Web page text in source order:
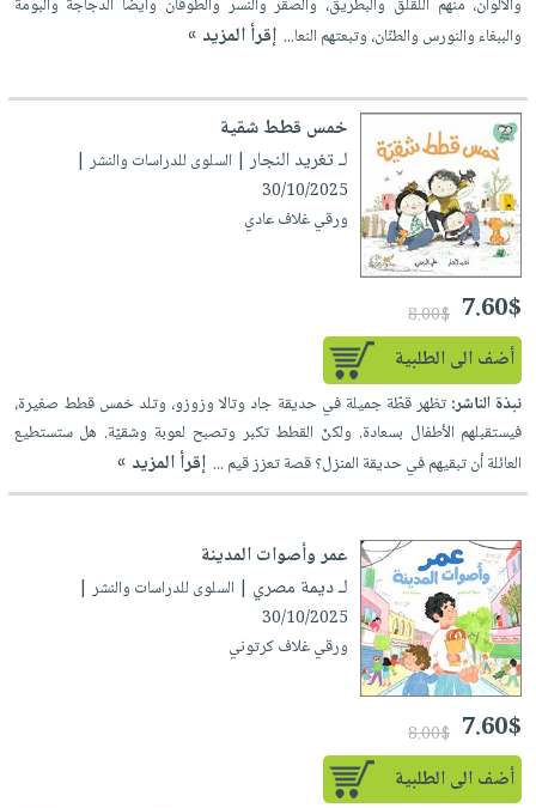
والببغاء والنورس والطنّان، وتبعتهم النعا... إقرأ المزيد »
خمس قطط شقية
لـ تغريد النجار| السلوى للدراسات والنشر |
30/10/2025
ورقي غلاف عادي
7.60$
8.00$
أضف الى الطلبية
نبذة الناشر: تظهر قطّة جميلة في حديقة جاد وتالا وزوزو، وتلد خمس قطط صغيرة،
فيستقبلهم الأطفال بسعادة. ولكنّ القطط تكبر وتصبح لعوبة وشقيّة. هل ستستطيع
العائلة أن تبقيهم في حديقة المنزل؟ قصة تعزز قيم ... إقرأ المزيد »
عمر وأصوات المدينة
لـ ديمة مصري | السلوى للدراسات والنشر |
30/10/2025
ورقي غلاف كرتوني
7.60$
8.00$
أضف الى الطلبية